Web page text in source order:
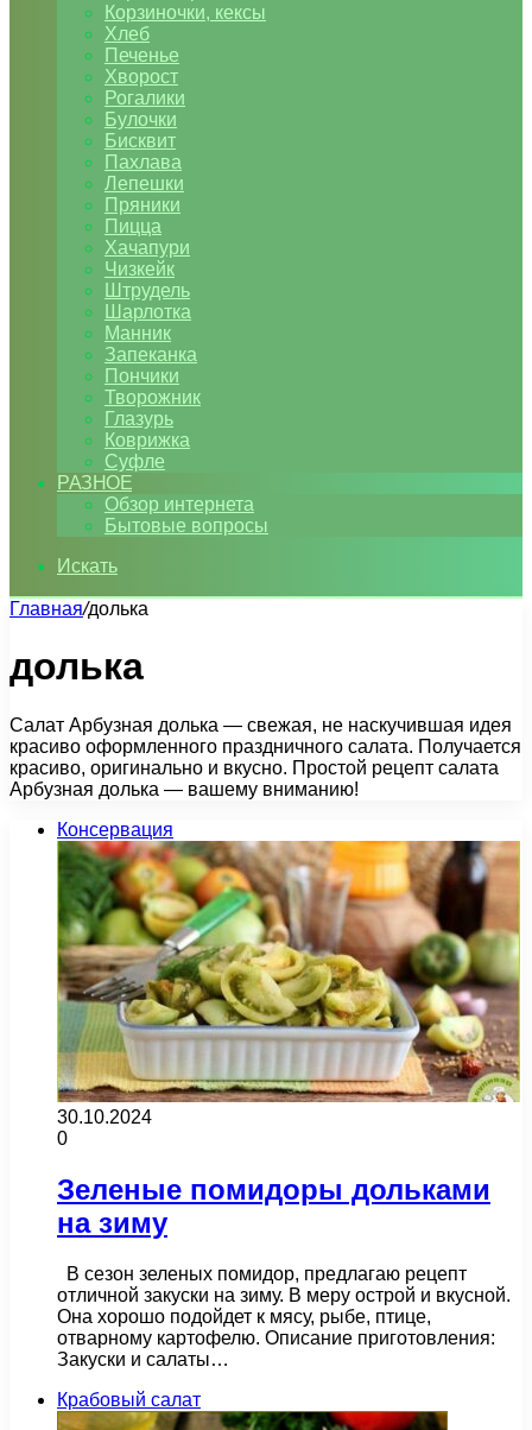
Корзиночки, кексы
Хлеб
Печенье
Хворост
Рогалики
Булочки
Бисквит
Пахлава
Лепешки
Пряники
Пицца
Хачапури
Чизкейк
Штрудель
Шарлотка
Манник
Запеканка
Пончики
Творожник
Глазурь
Коврижка
Суфле
РАЗНОЕ
Обзор интернета
Бытовые вопросы
Искать
Главная/долька
долька
Салат Арбузная долька — свежая, не наскучившая идея
красиво оформленного праздничного салата. Получается
красиво, оригинально и вкусно. Простой рецепт салата
Арбузная долька — вашему вниманию!
Консервация
30.10.2024
0
Зеленые помидоры дольками
на зиму
В сезон зеленых помидор, предлагаю рецепт
отличной закуски на зиму. В меру острой и вкусной.
Она хорошо подойдет к мясу, рыбе, птице,
отварному картофелю. Описание приготовления:
Закуски и салаты…
Крабовый салат